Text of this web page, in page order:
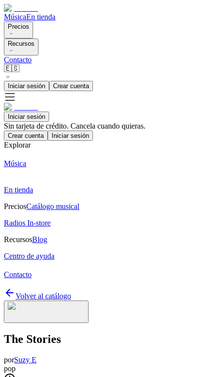
MúsicaEn tienda
Precios
Recursos
Contacto
🇪🇸
Iniciar sesión Crear cuenta
Iniciar sesión
Sin tarjeta de crédito. Cancela cuando quieras.
Crear cuenta Iniciar sesión
Explorar
Música
En tienda
PreciosCatálogo musical
Radios In-store
RecursosBlog
Centro de ayuda
Contacto
Volver al catálogo
The Stories
porSuzy E
pop